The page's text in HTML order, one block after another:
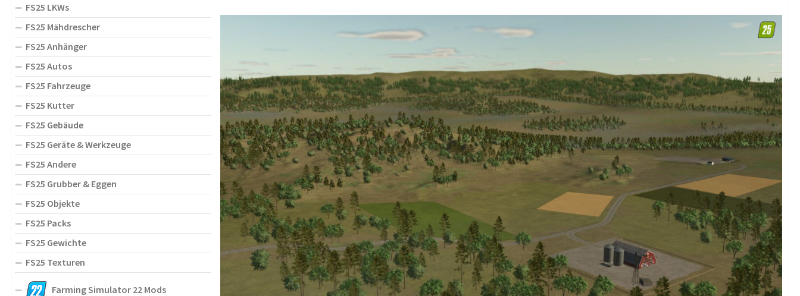
FS25 LKWs
FS25 Mähdrescher
FS25 Anhänger
FS25 Autos
FS25 Fahrzeuge
FS25 Kutter
FS25 Gebäude
FS25 Geräte & Werkzeuge
FS25 Andere
FS25 Grubber & Eggen
FS25 Objekte
FS25 Packs
FS25 Gewichte
FS25 Texturen
Farming Simulator 22 Mods